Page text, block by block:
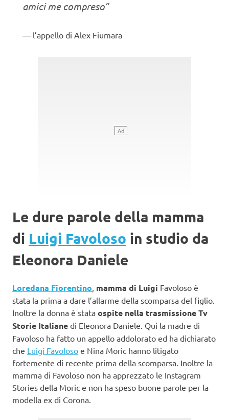
amici me compreso”
l’appello di Alex Fiumara
Le dure parole della mamma
di Luigi Favoloso in studio da
Eleonora Daniele
Loredana Fiorentino mamma di Luigi Favoloso è
stata la prima a dare l’allarme della scomparsa del figlio.
Inoltre la donna è stata ospite nella trasmissione Tv
Storie Italiane di Eleonora Daniele. Qui la madre di
Favoloso ha fatto un appello addolorato ed ha dichiarato
che Luigi Favoloso e Nina Moric hanno litigato
fortemente di recente prima della scomparsa. Inoltre la
mamma di Favoloso non ha apprezzato le Instagram
Stories della Moric e non ha speso buone parole per la
modella ex di Corona.